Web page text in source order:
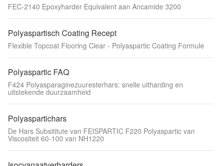
FEC-2140 Epoxyharder Equivalent aan Ancamide 3200
Polyaspartisch Coating Recept
Flexible Topcoat Flooring Clear - Polyaspartic Coating Formule
Polyaspartic FAQ
F424 Polyasparaginezuuresterhars: snelle uitharding en
uitstekende duurzaamheid
Polyaspartichars
De Hars Subsititute van FEISPARTIC F220 Polyaspartic van
Viscositeit 60-100 van NH1220